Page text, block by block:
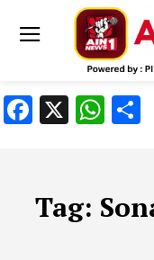
Facebook
X
Tag: